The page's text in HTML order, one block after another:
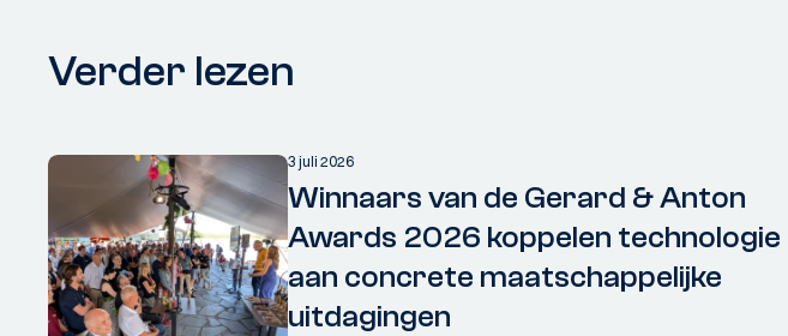
Verder lezen
3 juli 2026
Winnaars van de Gerard & Anton
Awards 2026 koppelen technologie
aan concrete maatschappelijke
uitdagingen